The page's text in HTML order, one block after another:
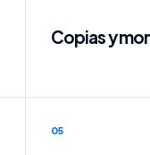
Copias y
05